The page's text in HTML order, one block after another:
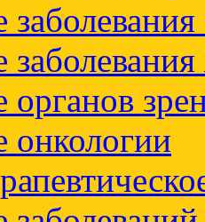
органов
онкологии